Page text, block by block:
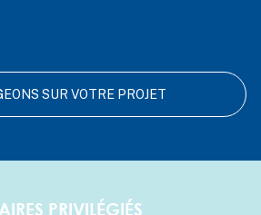
SUR VOTRE PROJET
PRIVILÉGIÉS